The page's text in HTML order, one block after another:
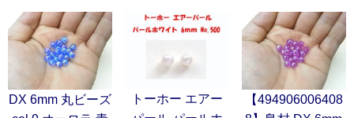
DX 6mm 丸ビーズ
トーホー エアー
【494906006408